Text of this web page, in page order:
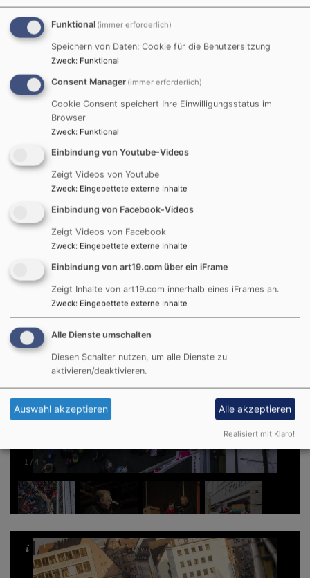
1/ 5
1 / 4
Funktional (immer erforderlich)
Speichern von Daten: Cookie für die Benutzersitzung
Zweck: Funktional
Consent Manager (immer erforderlich)
Cookie Consent speichert Ihre Einwilligungsstatus im
Browser
Zweck: Funktional
Einbindung von Youtube-Videos
Zeigt Videos von Youtube
Zweck: Eingebettete externe Inhalte
Einbindung von Facebook-Videos
Zeigt Videos von Facebook
Zweck: Eingebettete externe Inhalte
Einbindung von art19.com über ein iFrame
Zeigt Inhalte von art19.com innerhalb eines iFrames an.
Zweck: Eingebettete externe Inhalte
Alle Dienste umschalten
Diesen Schalter nutzen, um alle Dienste zu
aktivieren/deaktivieren.
Auswahl akzeptieren Alle akzeptieren
Realisiert mit Klaro!